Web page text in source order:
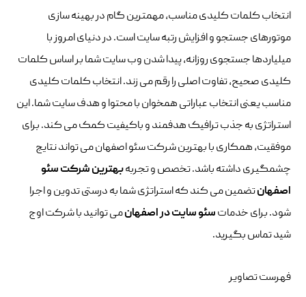
انتخاب کلمات کلیدی مناسب، مهمترین گام در بهینه سازی
موتورهای جستجو و افزایش رتبه سایت است. در دنیای امروز با
میلیاردها جستجوی روزانه، پیدا شدن وب سایت شما بر اساس کلمات
کلیدی صحیح، تفاوت اصلی را رقم می زند. انتخاب کلمات کلیدی
مناسب یعنی انتخاب عباراتی همخوان با محتوا و هدف سایت شما. این
استراتژی به جذب ترافیک هدفمند و باکیفیت کمک می کند. برای
موفقیت، همکاری با بهترین شرکت سئو اصفهان می تواند نتایج
چشمگیری داشته باشد. تخصص و تجربهبهترین شرکت سئو
اصفهانتضمین می کند که استراتژی شما به درستی تدوین و اجرا
شود. برای خدماتسئو سایت در اصفهانمی توانید با شرکت اوج
شید تماس بگیرید.
فهرست تصاویر